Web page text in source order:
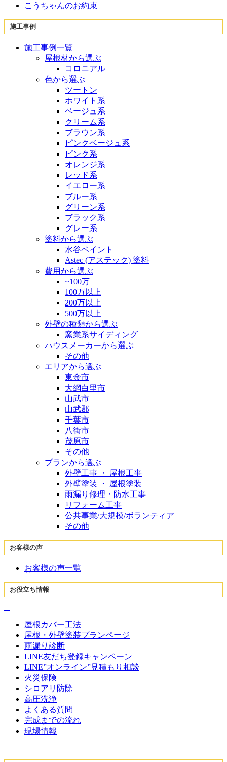
こうちゃんのお約束
施工事例
施工事例一覧
屋根材から選ぶ
コロニアル
色から選ぶ
ツートン
ホワイト系
ベージュ系
クリーム系
ブラウン系
ピンクベージュ系
ピンク系
オレンジ系
レッド系
イエロー系
ブルー系
グリーン系
ブラック系
グレー系
塗料から選ぶ
水谷ペイント
Astec (アステック) 塗料
費用から選ぶ
~100万
100万以上
200万以上
500万以上
外壁の種類から選ぶ
窯業系サイディング
ハウスメーカーから選ぶ
その他
エリアから選ぶ
東金市
大網白里市
山武市
山武郡
千葉市
八街市
茂原市
その他
プランから選ぶ
外壁工事 ・ 屋根工事
外壁塗装 ・ 屋根塗装
雨漏り修理・防水工事
リフォーム工事
公共事業/大規模/ボランティア
その他
お客様の声
お客様の声一覧
お役立ち情報
屋根カバー工法
屋根・外壁塗装プランページ
雨漏り診断
LINE友だち登録キャンペーン
LINE”オンライン”見積もり相談
火災保険
シロアリ防除
高圧洗浄
よくある質問
完成までの流れ
現場情報